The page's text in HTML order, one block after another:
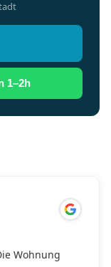
1–2h
Wohnung